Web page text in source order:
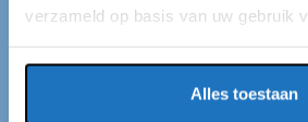
verzameld op basis van uw gebruik
Alles toestaan
Ben je op zoek naar een partybus
hebben standplaatsen in